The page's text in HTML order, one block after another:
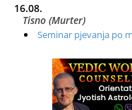
16.08.
Tisno (Murter)
Seminar pjevanja po
Radionica: Pomagači